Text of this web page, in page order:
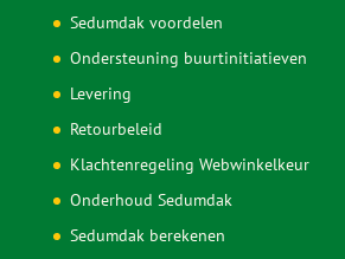
Sedumdak voordelen
Ondersteuning buurtinitiatieven
Levering
Retourbeleid
Klachtenregeling Webwinkelkeur
Onderhoud Sedumdak
Sedumdak berekenen